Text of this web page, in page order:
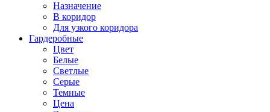
Назначение
В коридор
Для узкого коридора
Гардеробные
Цвет
Белые
Светлые
Серые
Темные
Цена